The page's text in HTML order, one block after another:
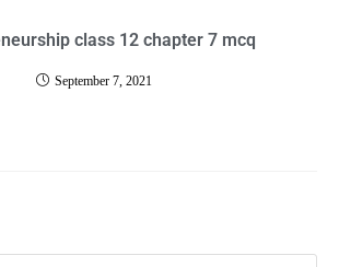
class 12 chapter 7 mcq
September 7, 2021